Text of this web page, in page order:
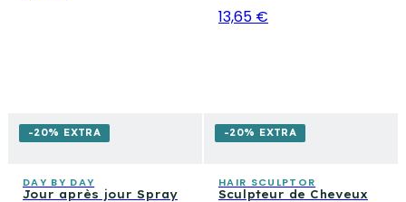
13,65 €
-20% EXTRA
DAY BY DAY
Jour après jour Spray
-20% EXTRA
HAIR SCULPTOR
Sculpteur de Cheveux